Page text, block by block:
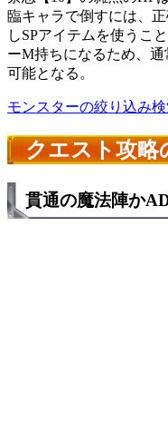
臨キャラで倒すには、
しSPアイテムを使うこ
ーM持ちになるため、
可能となる。
モンスターの絞り込み
クエスト攻略
貫通の魔法陣か